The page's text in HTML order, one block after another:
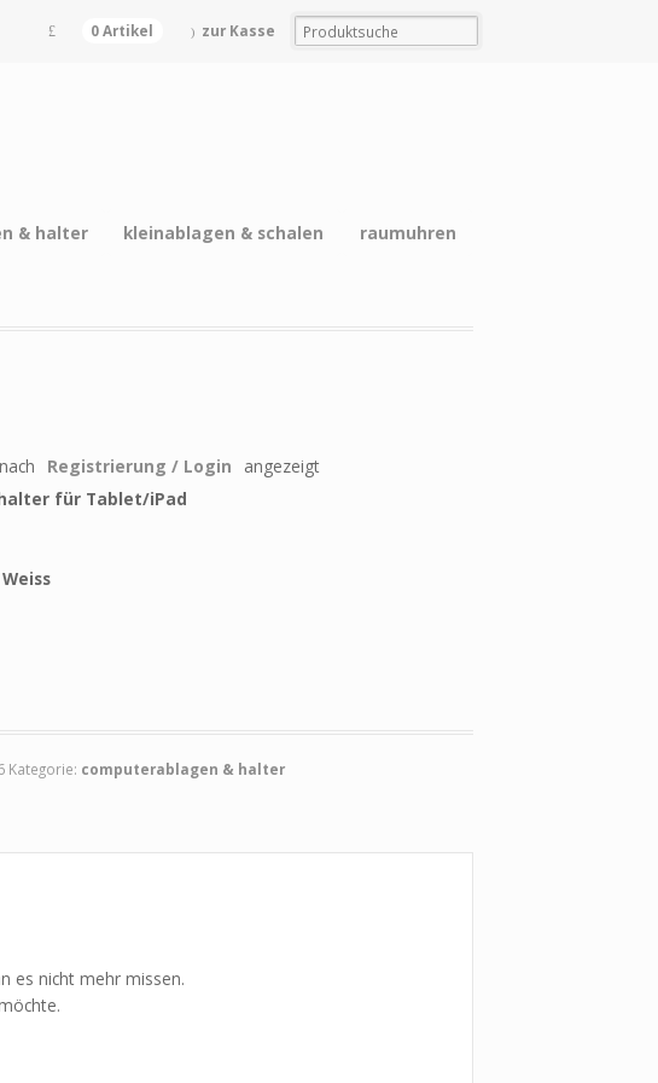
0 Artikel zur Kasse
& halter kleinablagen & schalen raumuhren
Registrierung / Login
angezeigt
für Tablet/iPad
Weiss
Kategorie: computerablagen & halter
es nicht mehr missen.